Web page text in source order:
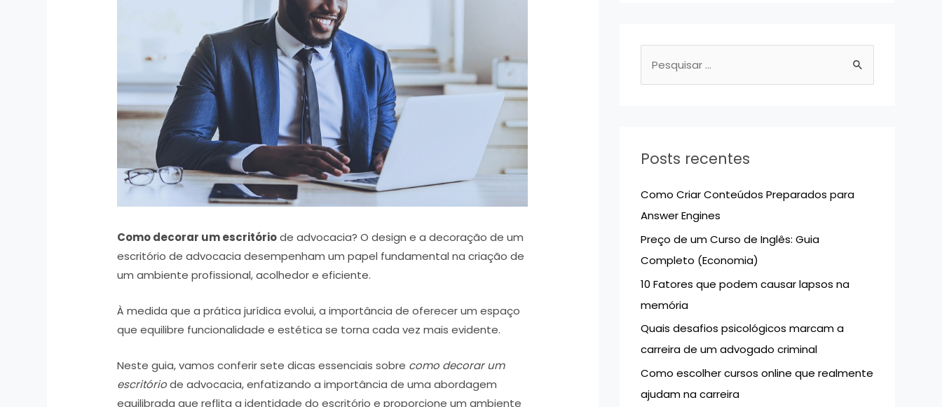
Como decorar um escritóriode advocacia? O design e a decoração de um
escritório de advocacia desempenham um papel fundamental na criação de
um ambiente profissional, acolhedor e eficiente.
À medida que a prática jurídica evolui, a importância de oferecer um espaço
que equilibre funcionalidade e estética se torna cada vez mais evidente.
Neste guia, vamos conferir sete dicas essenciais sobre como decorar um
escritóriode advocacia, enfatizando a importância de uma abordagem
equilibrada que reflita a identidade do escritório e proporcione um ambiente
a
r
p
o
r
:
Posts recentes
Como Criar Conteúdos Preparados para
Answer Engines
Preço de um Curso de Inglês: Guia
Completo (Economia)
10 Fatores que podem causar lapsos na
memória
Quais desafios psicológicos marcam a
carreira de um advogado criminal
Como escolher cursos online que realmente
ajudam na carreira